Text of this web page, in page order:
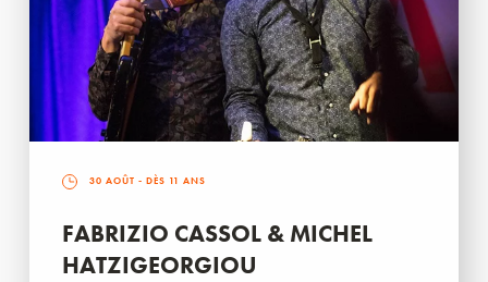
30 AOÛT - DÈS 11 ANS
FABRIZIO CASSOL & MICHEL
HATZIGEORGIOU